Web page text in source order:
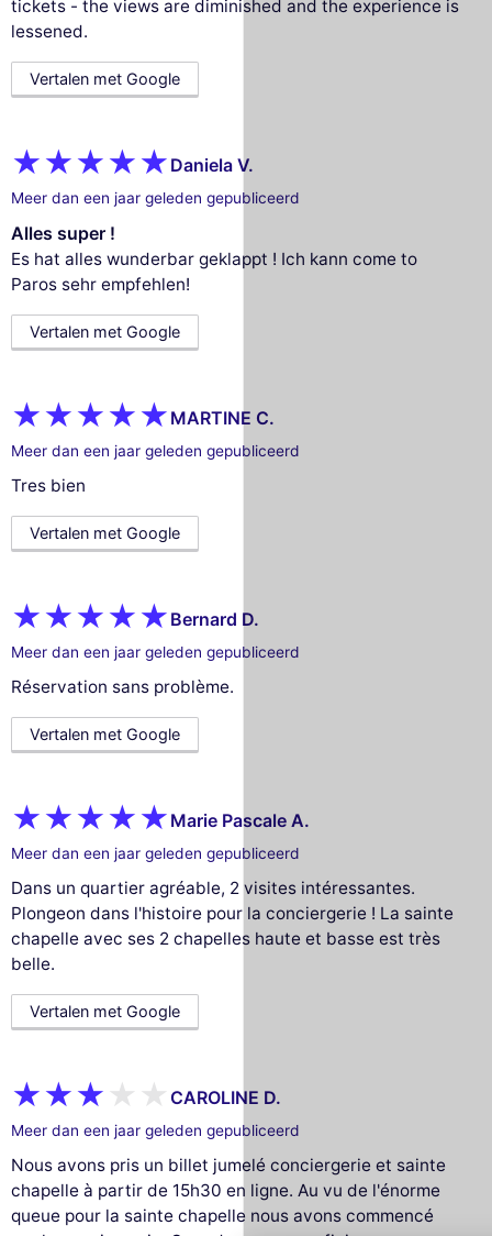
Deze website gebruikt
cookies
Wij gebruiken cookies en uw persoonlijke
gegevens om uw browse-ervaring te
tickets - the views are diminished and the experience is
lessened.
Vertalen met Google
Daniela V.
Meer dan een jaar geleden gepubliceerd
Alles super !
Es hat alles wunderbar geklappt ! Ich kann come to
Paros sehr empfehlen!
Vertalen met Google
MARTINE C.
Meer dan een jaar geleden gepubliceerd
Tres bien
Vertalen met Google
Bernard D.
Meer dan een jaar geleden gepubliceerd
Réservation sans problème.
Vertalen met Google
Marie Pascale A.
Meer dan een jaar geleden gepubliceerd
Dans un quartier agréable, 2 visites intéressantes.
Plongeon dans l'histoire pour la conciergerie ! La sainte
chapelle avec ses 2 chapelles haute et basse est très
belle.
Vertalen met Google
CAROLINE D.
Meer dan een jaar geleden gepubliceerd
Nous avons pris un billet jumelé conciergerie et sainte
chapelle à partir de 15h30 en ligne. Au vu de l'énorme
queue pour la sainte chapelle nous avons commencé